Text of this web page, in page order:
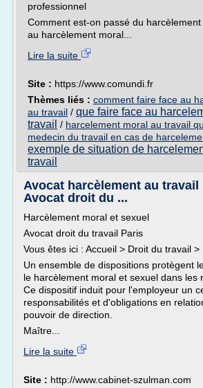
professionnel
Comment est-on passé du
au harcèlement moral...
Lire la suite
Site : https://www.comundi.fr
Thèmes liés : comment faire face au
au travail / que faire face au
travail / harcelement moral au travail
medecin du travail en cas de
exemple de situation de
travail
Avocat harcèlement au travail
Avocat droit du ...
Harcèlement moral et sexuel
Avocat droit du travail Paris
Vous êtes ici : Accueil > Droit du travail
Un ensemble de dispositions protègent
le harcèlement moral et sexuel dans les
Ce dispositif induit pour l'employeur un
responsabilités et d'obligations en
pouvoir de direction.
Maître...
Lire la suite
Site : http://www.cabinet-szulman.com